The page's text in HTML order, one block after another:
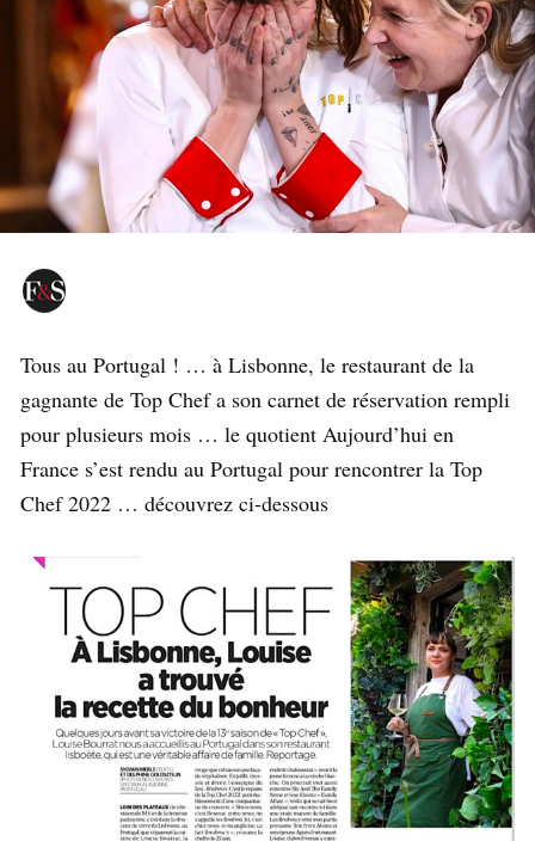
Tous au Portugal ! … à Lisbonne, le restaurant de la
gagnante de Top Chef a son carnet de réservation rempli
pour plusieurs mois … le quotient Aujourd’hui en
France s’est rendu au Portugal pour rencontrer la Top
Chef 2022 … découvrez ci-dessous